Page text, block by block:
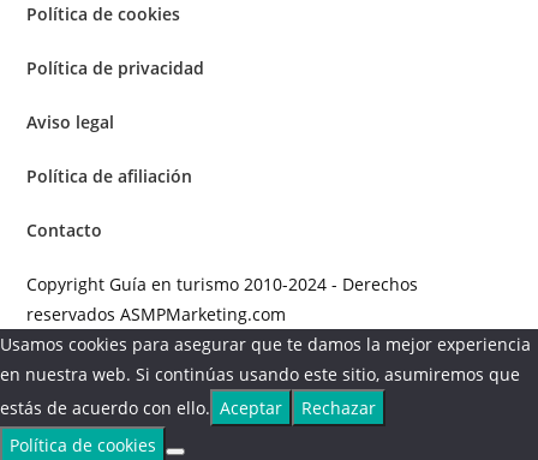
Política de cookies
Política de privacidad
Aviso legal
Política de afiliación
Contacto
Copyright Guía en turismo 2010-2024 - Derechos
reservados ASMPMarketing.com
Usamos cookies para asegurar que te damos la mejor experiencia
en nuestra web. Si continúas usando este sitio, asumiremos que
estás de acuerdo con ello. Aceptar
Rechazar
Política de cookies